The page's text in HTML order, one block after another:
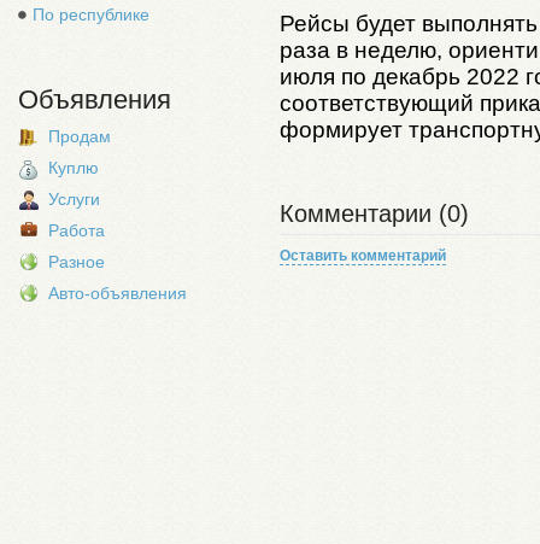
По республике
Объявления
Продам
Куплю
Услуги
Работа
Разное
Авто-объявления
Рейсы будет
раза в неделю,
июля по декабрь 2022
соответствующий
формирует
Комментарии (0)
Оставить комментарий